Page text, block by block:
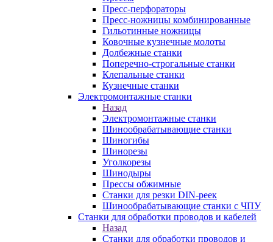
Пресс-перфораторы
Пресс-ножницы комбинированные
Гильотинные ножницы
Ковочные кузнечные молоты
Долбежные станки
Поперечно-строгальные станки
Клепальные станки
Кузнечные станки
Электромонтажные станки
Назад
Электромонтажные станки
Шинообрабатывающие станки
Шиногибы
Шинорезы
Уголкорезы
Шинодыры
Прессы обжимные
Станки для резки DIN-реек
Шинообрабатывающие станки с ЧПУ
Станки для обработки проводов и кабелей
Назад
Станки для обработки проводов и